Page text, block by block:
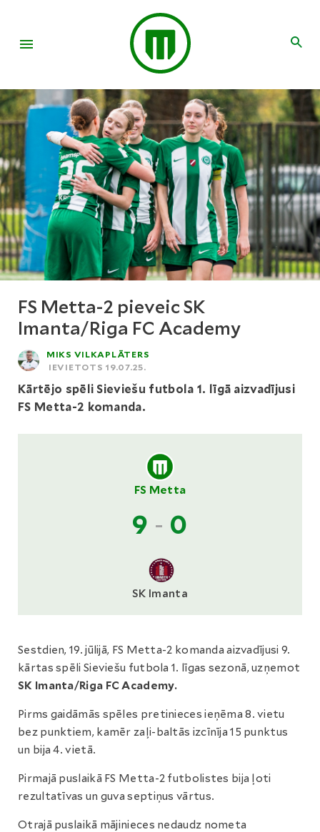
FS Metta-2 pieveic SK
Imanta/Riga FC Academy
MIKS VILKAPLĀTERS
IEVIETOTS 19.07.25.
Kārtējo spēli Sieviešu futbola 1. līgā aizvadījusi
FS Metta-2 komanda.
FS Metta
9 - 0
SK Imanta
Sestdien, 19. jūlijā, FS Metta-2 komanda aizvadījusi 9.
kārtas spēli Sieviešu futbola 1. līgas sezonā, uzņemot
SK Imanta/Riga FC Academy.
Pirms gaidāmās spēles pretinieces ieņēma 8. vietu
bez punktiem, kamēr zaļi-baltās izcīnīja 15 punktus
un bija 4. vietā.
Pirmajā puslaikā FS Metta-2 futbolistes bija ļoti
rezultatīvas un guva septiņus vārtus.
Otrajā puslaikā mājinieces nedaudz nometa